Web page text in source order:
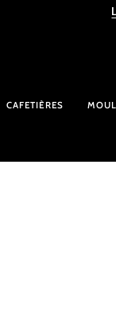
CAFETIÈRES